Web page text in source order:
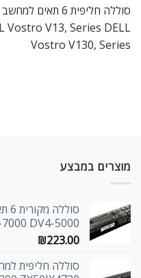
סוללה חליפית 6 תאים למחשב נייד DELL Vostro V13 V130
Vostro V13, Series DELL
Vostro V130, Series
מוצרים במבצע
DV4-5000
₪223.00